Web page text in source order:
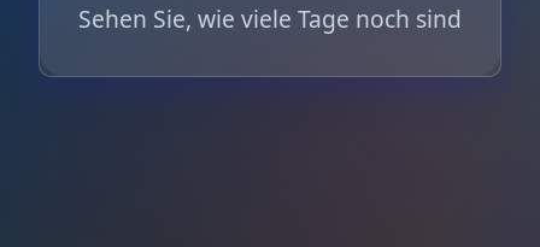
Sehen Sie, wie viele Tage noch sind